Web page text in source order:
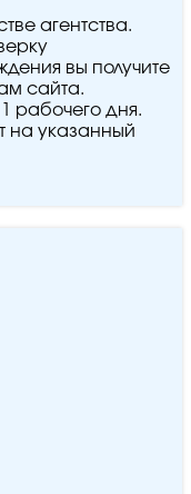
агентства.
вы получите
сайта.
рабочего дня.
на указанный